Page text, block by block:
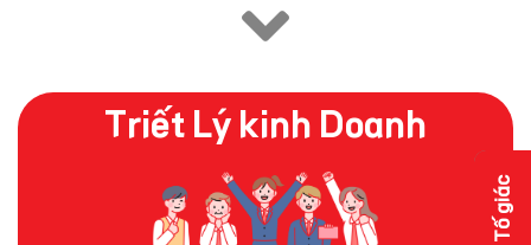
Triết Lý kinh Doanh
Tố giác